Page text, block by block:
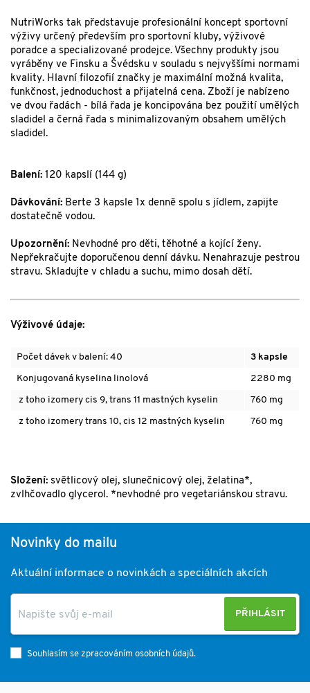
NutriWorks tak představuje profesionální koncept sportovní
výživy určený především pro sportovní kluby, výživové
poradce a specializované prodejce. Všechny produkty jsou
vyráběny ve Finsku a Švédsku v souladu s nejvyššími normami
kvality. Hlavní filozofií značky je maximální možná kvalita,
funkčnost, jednoduchost a přijatelná cena. Zboží je nabízeno
ve dvou řadách - bílá řada je koncipována bez použití umělých
sladidel a černá řada s minimalizovaným obsahem umělých
sladidel.
Balení: 120 kapslí (144 g)
Dávkování: Berte 3 kapsle 1x denně spolu s jídlem, zapijte
dostatečně vodou.
Upozornění: Nevhodné pro děti, těhotné a kojící ženy.
Nepřekračujte doporučenou denní dávku. Nenahrazuje pestrou
stravu. Skladujte v chladu a suchu, mimo dosah dětí.
Výživové údaje:
Počet dávek v balení: 40 3 kapsle
Konjugovaná kyselina linolová 2280 mg
z toho izomery cis 9, trans 11 mastných kyselin 760 mg
z toho izomery trans 10, cis 12 mastných kyselin 760 mg
Složení: světlicový olej, slunečnicový olej, želatina*,
zvlhčovadlo glycerol. *nevhodné pro vegetariánskou stravu.
Novinky do mailu
Aktuální informace o novinkách a speciálních akcích
PŘIHLÁSIT
Souhlasím se zpracováním osobních údajů.